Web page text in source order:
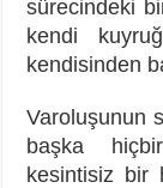
sürecindeki
kendi
kendisinden
Varoluşunun
başka
kesintisiz bir